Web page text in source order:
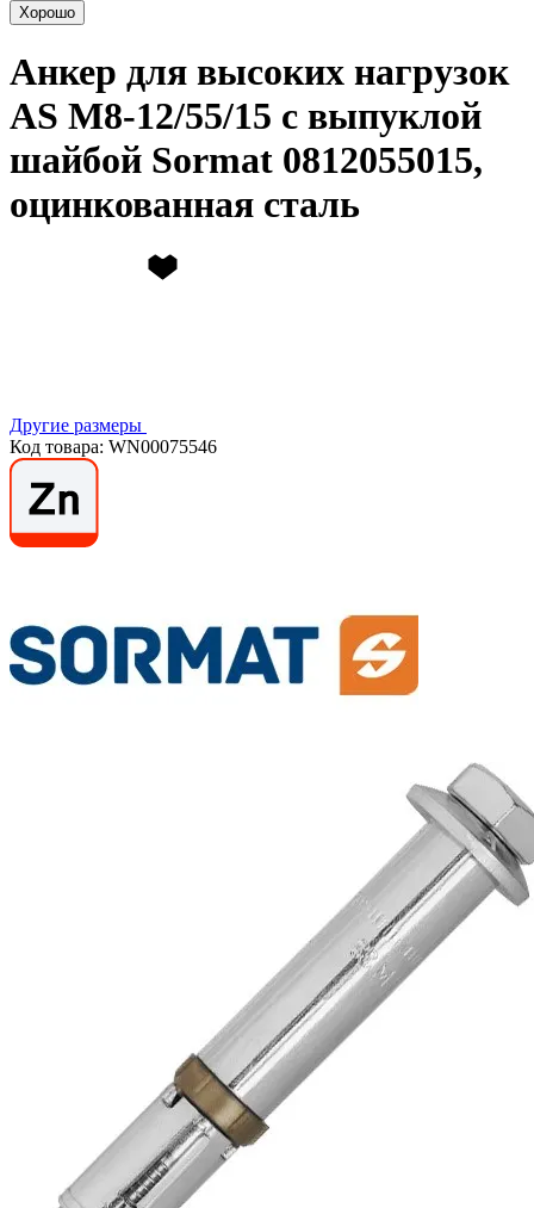
Хорошо
Анкер для высоких нагрузок
AS М8-12/55/15 с выпуклой
шайбой Sormat 0812055015,
оцинкованная сталь
Другие размеры
Код товара: WN00075546